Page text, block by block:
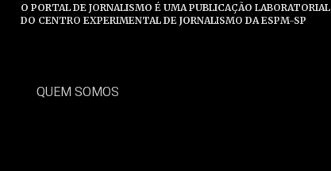
O PORTAL DE JORNALISMO É UMA PUBLICAÇÃO LABORATORIAL
DO CENTRO EXPERIMENTAL DE JORNALISMO DA ESPM-SP
QUEM SOMOS